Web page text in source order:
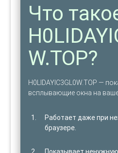
Что
W.TOP?
H0LIDAYIC3GL0W.TOP —
всплывающие окна на
Работает даже при
браузере.